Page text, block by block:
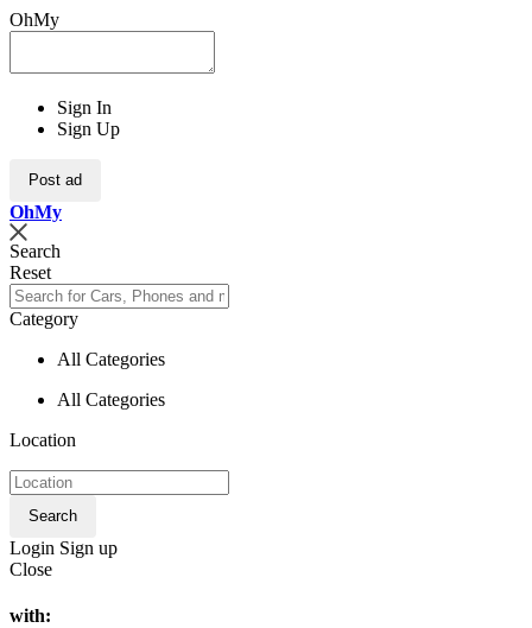
OhMy
Sign In
Sign Up
Post ad
OhMy
Search
Reset
Category
All Categories
All Categories
Location
Search
Login Sign up
Close
with: